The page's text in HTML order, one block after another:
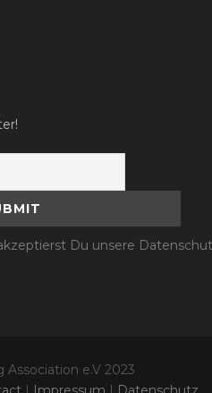
Du unsere
e.V 2023